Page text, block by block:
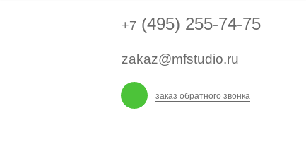
+7 (495) 255-74-75
zakaz@mfstudio.ru
заказ обратного звонка